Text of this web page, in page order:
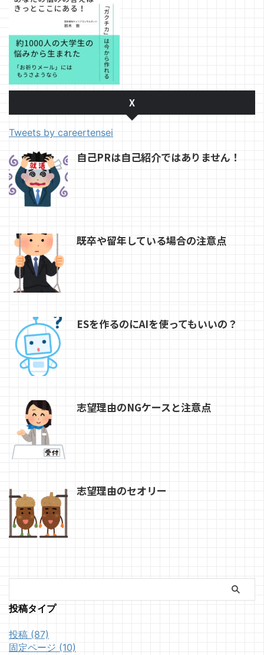
X
Tweets by careertensei
自己PRは自己紹介ではありません！
既卒や留年している場合の注意点
ESを作るのにAIを使ってもいいの？
志望理由のNGケースと注意点
志望理由のセオリー
投稿タイプ
投稿 (87)
固定ページ (10)